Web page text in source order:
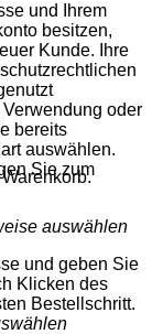
und Ihrem
besitzen,
Kunde. Ihre
oder
bereits
auswählen.
Sie zum
auswählen
und geben Sie
Klicken des
Bestellschritt.